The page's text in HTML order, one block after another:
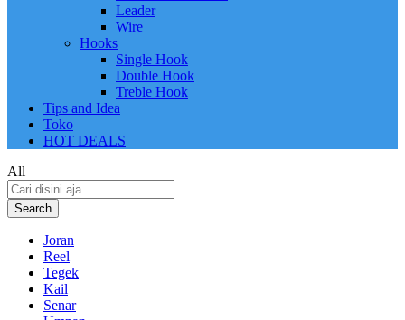
Leader
Wire
Hooks
Single Hook
Double Hook
Treble Hook
Tips and Idea
Toko
HOT DEALS
All
Search
Joran
Reel
Tegek
Kail
Senar